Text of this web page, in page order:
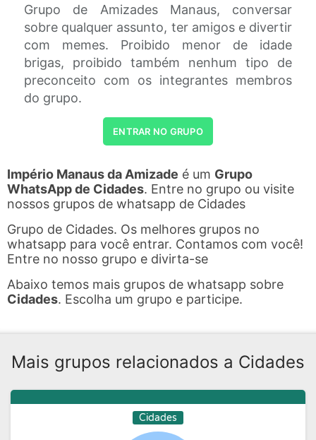
Grupo de Amizades Manaus, conversar
sobre qualquer assunto, ter amigos e divertir
com memes. Proibido menor de idade
brigas, proibido também nenhum tipo de
preconceito com os integrantes membros
do grupo.
ENTRAR NO GRUPO
Império Manaus da Amizade é um Grupo
WhatsApp de Cidades. Entre no grupo ou visite
nossos grupos de whatsapp de Cidades
Grupo de Cidades. Os melhores grupos no
whatsapp para você entrar. Contamos com você!
Entre no nosso grupo e divirta-se
Abaixo temos mais grupos de whatsapp sobre
Cidades. Escolha um grupo e participe.
Mais grupos relacionados a Cidades
Cidades